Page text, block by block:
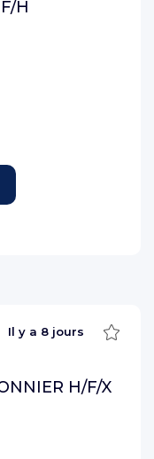
H
Il y a 8 jours
H/F/X